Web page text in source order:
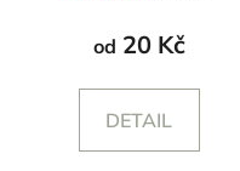
od 20 Kč
DETAIL